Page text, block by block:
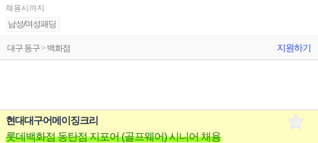
채용시까지
남성/여성패딩
대구 동구 > 백화점 지원하기
현대대구어메이징크리
롯데백화점 동탄점 지포어 (골프웨어) 시니어 채용